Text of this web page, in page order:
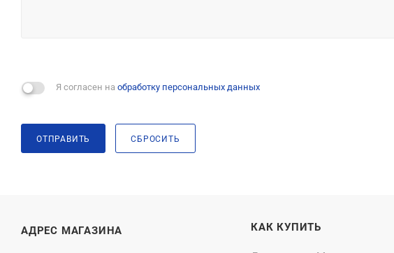
Я согласен на обработку персональных данных
ОТПРАВИТЬ СБРОСИТЬ
АДРЕС МАГАЗИНА КАК КУПИТЬ